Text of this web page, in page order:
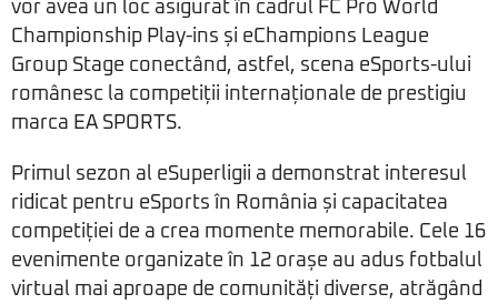
vor avea un loc asigurat în cadrul FC Pro World
Championship Play-ins și eChampions League
Group Stage conectând, astfel, scena eSports-ului
românesc la competiții internaționale de prestigiu
marca EA SPORTS.
Primul sezon al eSuperligii a demonstrat interesul
ridicat pentru eSports în România și capacitatea
competiției de a crea momente memorabile. Cele 16
evenimente organizate în 12 orașe au adus fotbalul
virtual mai aproape de comunități diverse, atrăgând